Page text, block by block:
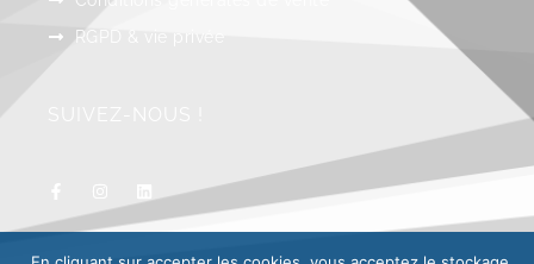
RGPD & vie privée